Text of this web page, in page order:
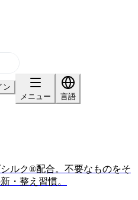
ン
メニュー
言語
ルク®配合。不要なものをそ
・整え習慣。